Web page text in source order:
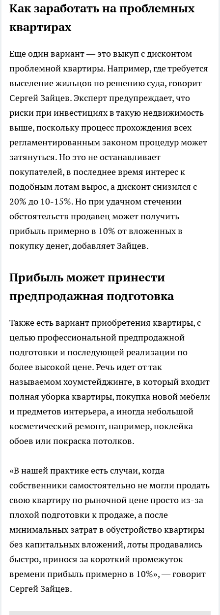
Как заработать на проблемных
квартирах
Еще один вариант — это выкуп с дисконтом
проблемной квартиры. Например, где требуется
выселение жильцов по решению суда, говорит
Сергей Зайцев. Эксперт предупреждает, что
риски при инвестициях в такую недвижимость
выше, поскольку процесс прохождения всех
регламентированным законом процедур может
затянуться. Но это не останавливает
покупателей, в последнее время интерес к
подобным лотам вырос, а дисконт снизился с
20% до 10-15%. Но при удачном стечении
обстоятельств продавец может получить
прибыль примерно в 10% от вложенных в
покупку денег, добавляет Зайцев.
Прибыль может принести
предпродажная подготовка
Также есть вариант приобретения квартиры, с
целью профессиональной предпродажной
подготовки и последующей реализации по
более высокой цене. Речь идет от так
называемом хоумстейджинге, в который входит
полная уборка квартиры, покупка новой мебели
и предметов интерьера, а иногда небольшой
косметический ремонт, например, поклейка
обоев или покраска потолков.
«В нашей практике есть случаи, когда
собственники самостоятельно не могли продать
свою квартиру по рыночной цене просто из-за
плохой подготовки к продаже, а после
минимальных затрат в обустройство квартиры
без капитальных вложений, лоты продавались
быстро, принося за короткий промежуток
времени прибыль примерно в 10%», — говорит
Сергей Зайцев.